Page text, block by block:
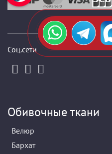
Соц.сети
Обивочные ткани
Велюр
Бархат